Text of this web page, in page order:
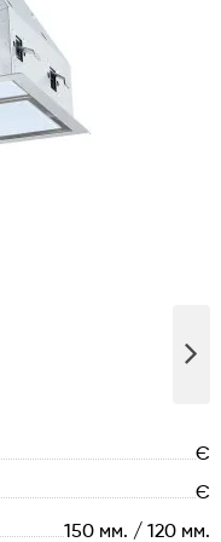
Є
Є
150 мм. / 120 мм.